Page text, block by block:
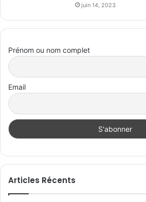
juin 14, 2023
Prénom ou nom complet
Email
Articles Récents